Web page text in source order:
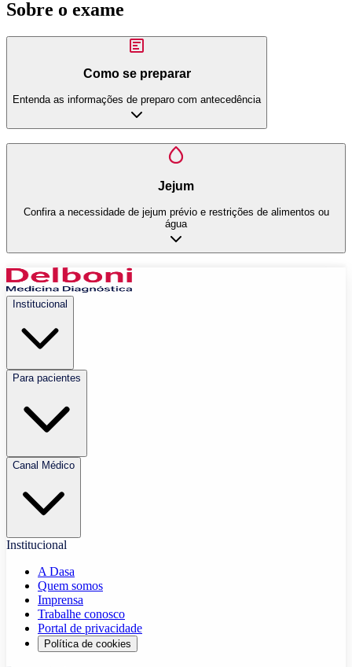
Sobre o exame
Como se preparar
Entenda as informações de preparo com antecedência
Jejum
Confira a necessidade de jejum prévio e restrições de alimentos ou
água
Institucional
Para pacientes
Canal Médico
Institucional
A Dasa
Quem somos
Imprensa
Trabalhe conosco
Portal de privacidade
Política de cookies